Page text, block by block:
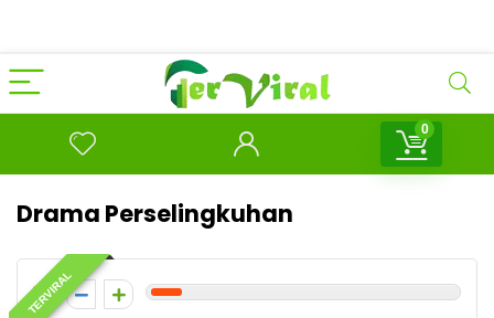
0
Drama Perselingkuhan
TERVIRAL
1